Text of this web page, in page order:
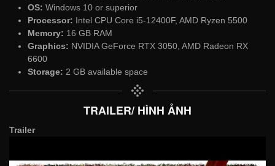
OS: Windows 10 or superior
Processor: Intel CPU Core i5-12400F, AMD Ryzen 5500
Memory: 16 GB RAM
Graphics: NVIDIA GeForce RTX 3050, AMD Radeon RX
6600
Storage: 2 GB available space
TRAILER/ HÌNH ẢNH
Trailer